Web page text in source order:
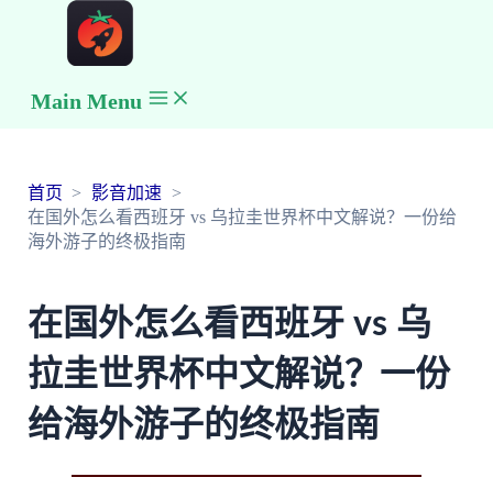
Main Menu
首页
影音加速
在国外怎么看西班牙 vs 乌拉圭世界杯中文解说？一份给
海外游子的终极指南
在国外怎么看西班牙 vs 乌
拉圭世界杯中文解说？一份
给海外游子的终极指南